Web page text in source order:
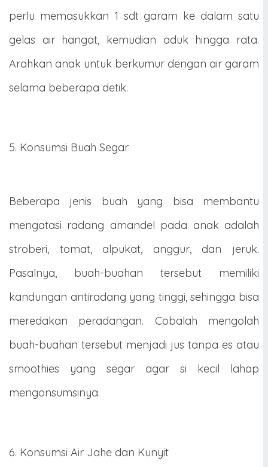
perlu memasukkan 1 sdt garam ke dalam satu
gelas air hangat, kemudian aduk hingga rata.
Arahkan anak untuk berkumur dengan air garam
selama beberapa detik.
5. Konsumsi Buah Segar
Beberapa jenis buah yang bisa membantu
mengatasi radang amandel pada anak adalah
stroberi, tomat, alpukat, anggur, dan jeruk.
Pasalnya, buah-buahan tersebut memiliki
kandungan antiradang yang tinggi, sehingga bisa
meredakan peradangan. Cobalah mengolah
buah-buahan tersebut menjadi jus tanpa es atau
smoothies yang segar agar si kecil lahap
mengonsumsinya.
6. Konsumsi Air Jahe dan Kunyit